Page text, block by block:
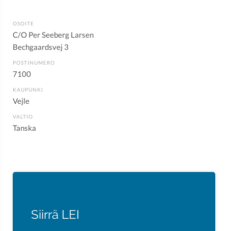
OSOITE
C/O Per Seeberg Larsen
Bechgaardsvej 3
POSTINUMERO
7100
KAUPUNKI
Vejle
VALTIO
Tanska
Siirrä LEI